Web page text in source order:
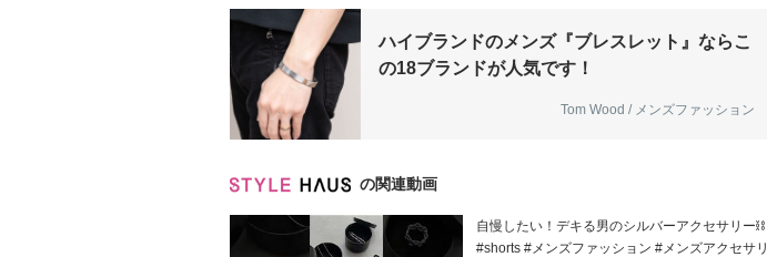
ハイブランドのメンズ『ブレスレット』ならこ
の18ブランドが人気です！
Tom Wood / メンズファッション
の関連動画
自慢したい！デキる男のシルバーアクセサリー⛓
#shorts #メンズファッション #メンズアクセサリ